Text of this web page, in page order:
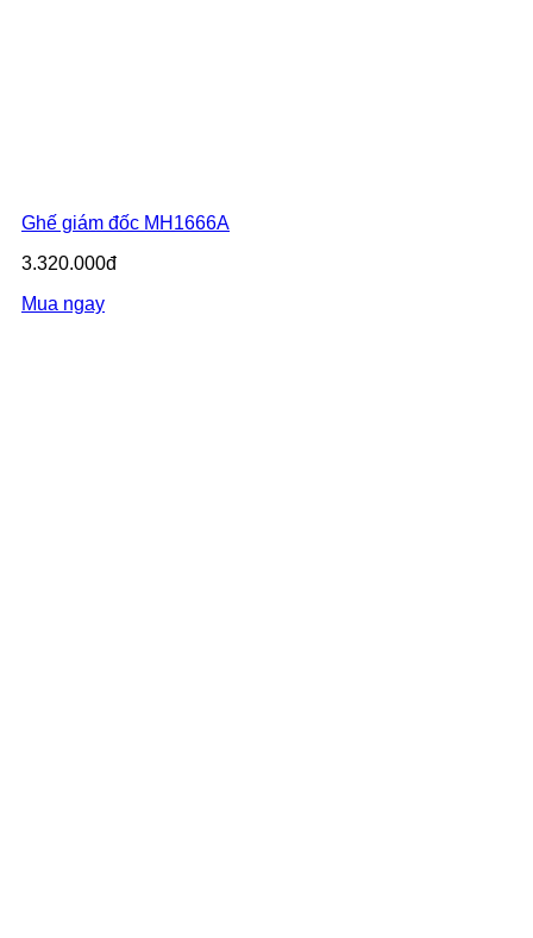
Ghế giám đốc MH1666A
3.320.000đ
Mua ngay